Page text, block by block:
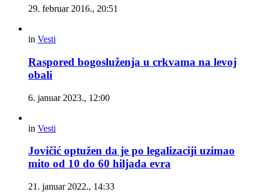
29. februar 2016., 20:51
in Vesti
Raspored bogosluženja u crkvama na levoj
obali
6. januar 2023., 12:00
in Vesti
Jovičić optužen da je po legalizaciji uzimao
mito od 10 do 60 hiljada evra
21. januar 2022., 14:33